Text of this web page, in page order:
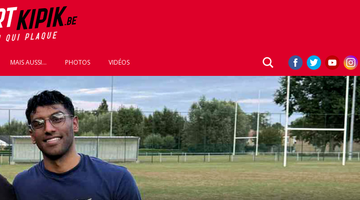
MAIS AUSSI... PHOTOS VIDÉOS